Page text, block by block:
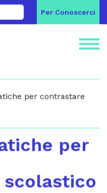
Per Conoscerci
per contrastare
per
scolastico